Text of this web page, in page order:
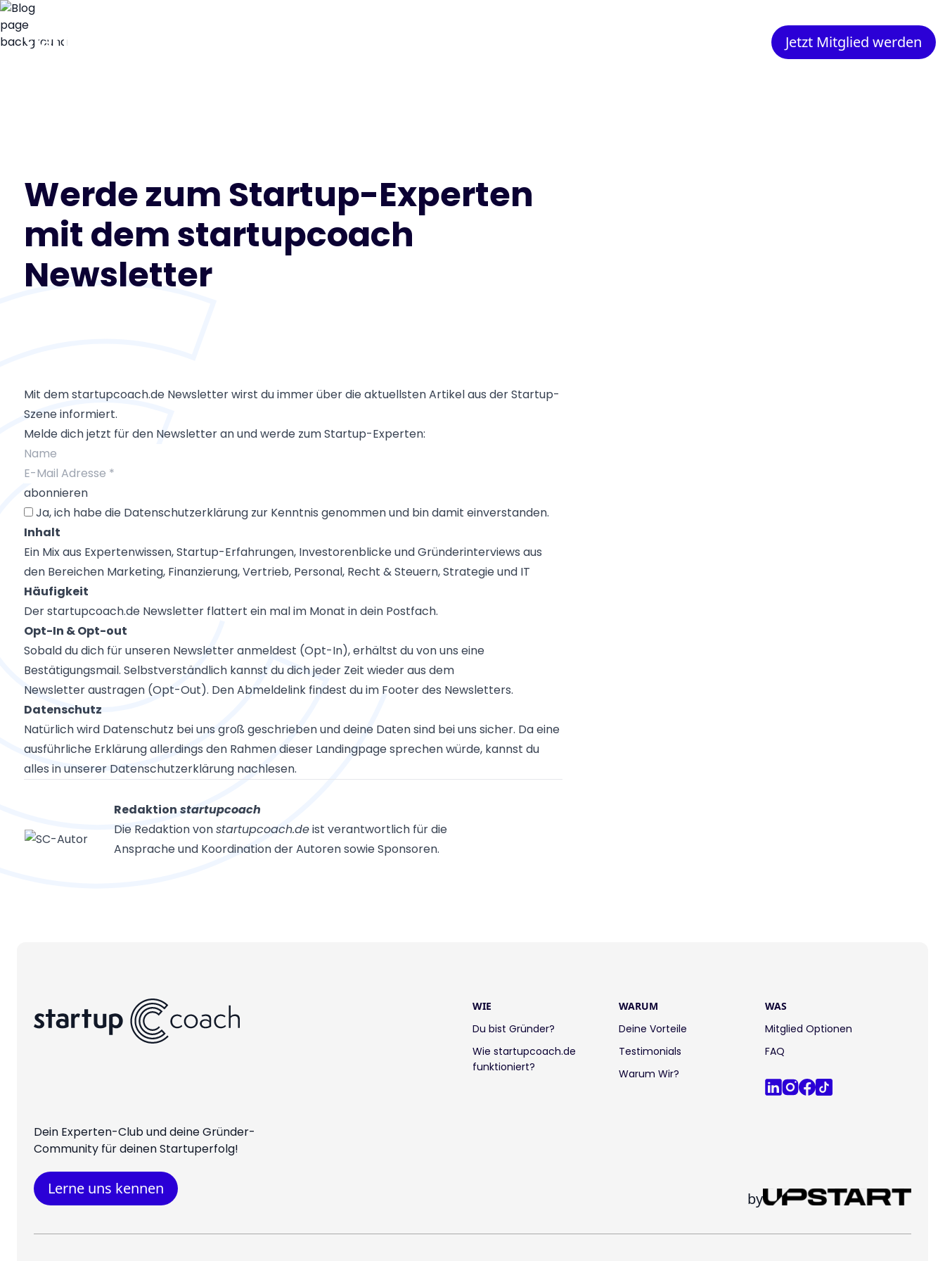
Jetzt Mitglied werden
Werde zum Startup-Experten
mit dem startupcoach
Newsletter
Mit dem startupcoach.de Newsletter wirst du immer über die aktuellsten Artikel aus der Startup-
Szene informiert.
Melde dich jetzt für den Newsletter an und werde zum Startup-Experten:
Ja, ich habe die Datenschutzerklärung zur Kenntnis genommen und bin damit einverstanden.
Inhalt
Ein Mix aus Expertenwissen, Startup-Erfahrungen, Investorenblicke und Gründerinterviews aus
den Bereichen Marketing, Finanzierung, Vertrieb, Personal, Recht & Steuern, Strategie und IT
Häufigkeit
Der startupcoach.de Newsletter flattert ein mal im Monat in dein Postfach.
Opt-In & Opt-out
Sobald du dich für unseren Newsletter anmeldest (Opt-In), erhältst du von uns eine
Bestätigungsmail. Selbstverständlich kannst du dich jeder Zeit wieder aus dem
Newsletter austragen (Opt-Out). Den Abmeldelink findest du im Footer des Newsletters.
Datenschutz
Natürlich wird Datenschutz bei uns groß geschrieben und deine Daten sind bei uns sicher. Da eine
ausführliche Erklärung allerdings den Rahmen dieser Landingpage sprechen würde, kannst du
alles in unserer Datenschutzerklärung nachlesen.
Redaktion startupcoach
Die Redaktion vonstartupcoach.deist verantwortlich für die
Ansprache und Koordination der Autoren sowie Sponsoren.
WIE
Du bist Gründer?
Wie startupcoach.de
funktioniert?
WARUM
Deine Vorteile
Testimonials
Warum Wir?
WAS
Mitglied Optionen
FAQ
Dein Experten-Club und deine Gründer-
Community für deinen Startuperfolg!
Lerne uns kennen
by